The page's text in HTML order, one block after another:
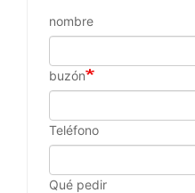
nombre
buzón
Teléfono
Qué pedir